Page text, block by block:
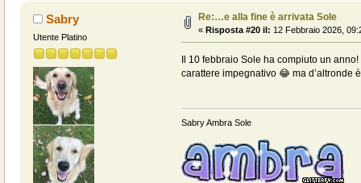
Sabry
Utente Platino
Re:…e alla fine è arrivata Sole
« Risposta #20 il: 12 Febbraio 2026,
Il 10 febbraio Sole ha compiuto un
carattere impegnativo 😂 ma d’altronde
Sabry Ambra Sole